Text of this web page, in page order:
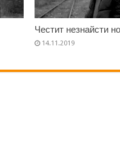
Честит незнайсти
14.11.2019